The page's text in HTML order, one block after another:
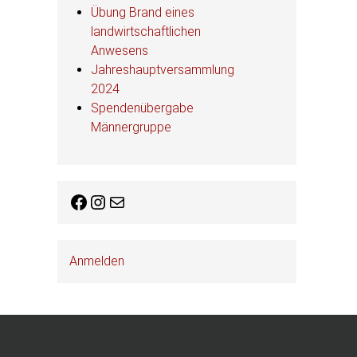
Übung Brand eines
landwirtschaftlichen
Anwesens
Jahreshauptversammlung
2024
Spendenübergabe
Männergruppe
Facebook
Instagram
E-Mail
Anmelden